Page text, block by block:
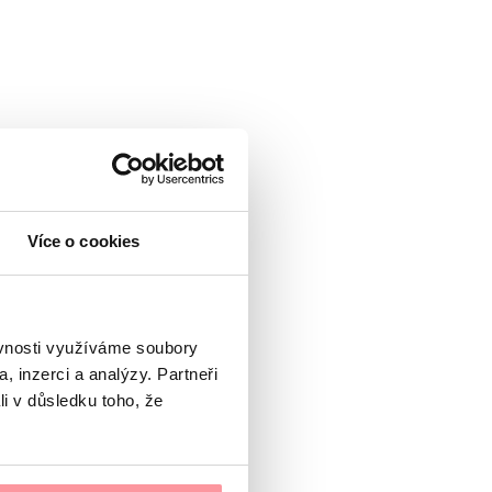
Více o cookies
využíváme soubory
inzerci a analýzy. Partneři
v důsledku toho, že
de Confidențialitate